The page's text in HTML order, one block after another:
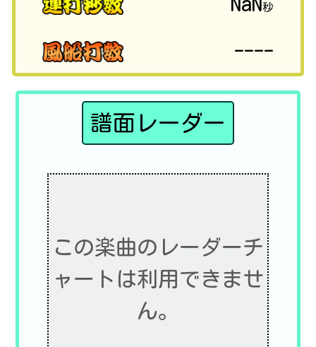
秒
----
譜面レーダー
この楽曲のレーダーチ
ャートは利用できませ
ん。